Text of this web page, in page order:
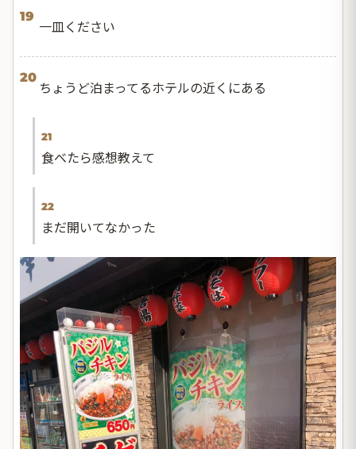
19
一皿ください
20
ちょうど泊まってるホテルの近くにある
21
食べたら感想教えて
22
まだ開いてなかった